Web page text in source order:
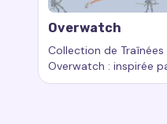
Overwatch
Collection de Traînées
Overwatch : inspirée
héros et des batailles
Mots-clés :